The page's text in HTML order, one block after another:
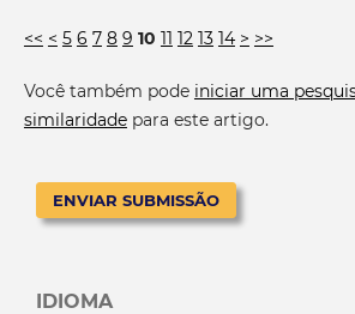
<< < 5 6 7 8 9 10 11 12 13 14 > >>
Você também pode iniciar uma
similaridadepara este artigo.
ENVIAR SUBMISSÃO
IDIOMA